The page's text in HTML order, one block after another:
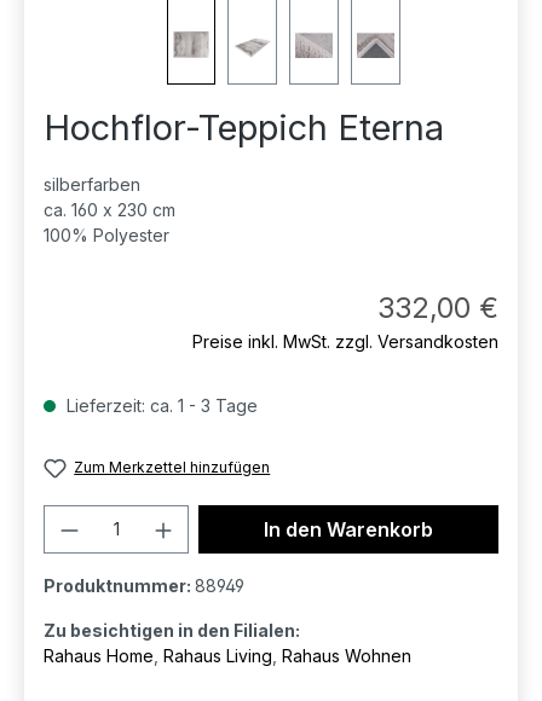
Hochflor-Teppich Eterna
silberfarben
ca. 160 x 230 cm
100% Polyester
332,00 €
Preise inkl. MwSt. zzgl. Versandkosten
Lieferzeit: ca. 1 - 3 Tage
Zum Merkzettel hinzufügen
Produkt Anzahl: Gib den
In den Warenkorb
Produktnummer: 88949
Zu besichtigen in den Filialen:
Rahaus Home Rahaus Living Rahaus Wohnen